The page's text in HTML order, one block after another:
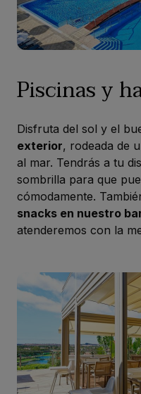
Piscinas y
Disfruta del sol y el
exterior, rodeada de
al mar. Tendrás a tu
sombrilla para que
cómodamente.
snacks en nuestro
atenderemos con la